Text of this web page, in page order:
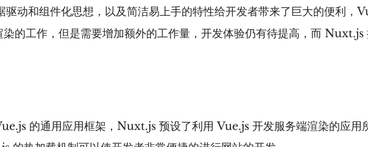
驱动和组件化思想，以及简洁易上手的特性给开发者带来了巨大的便利，
的工作，但是需要增加额外的工作量，开发体验仍有待提高，而
的通用应用框架，Nuxt.js 预设了利用 Vue.js 开发服务端渲染的应用